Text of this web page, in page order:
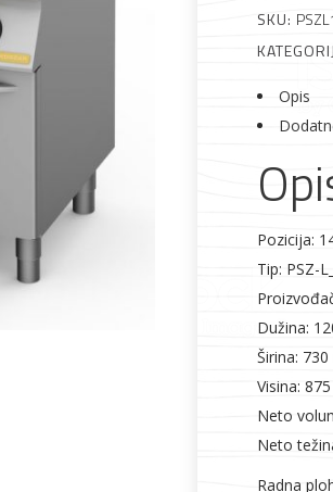
novo u ponudi
Vrt i okućnica
SKU:
Opis
Pozicija:
Tip: PSZ-
Dužina:
Širina:
Visina:
Neto
Neto
Radna